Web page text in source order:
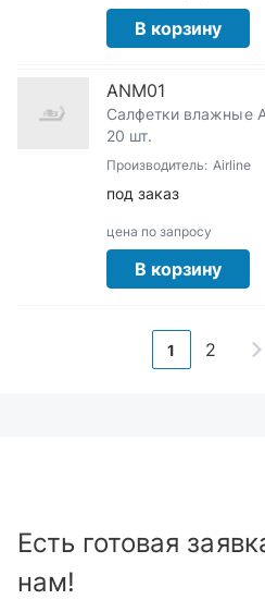
В корзину
ANM01
Салфетки влажные
20 шт.
Производитель: Airline
под заказ
цена по запросу
В корзину
1 2
Есть готовая
нам!